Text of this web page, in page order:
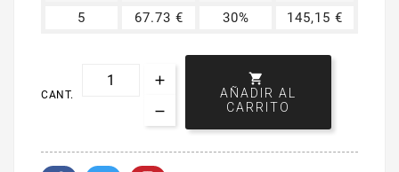
5
67.73 € 30% 145,15 €
CANT.

AÑADIR AL
CARRITO